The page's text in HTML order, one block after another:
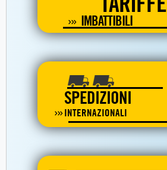
IMBATTIBILI
SPEDIZIONI
INTERNAZIONALI